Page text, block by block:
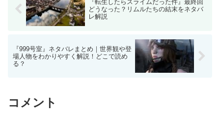
『転生したらスライムだった件』最終回
どうなった？リムルたちの結末をネタバ
レ解説
『999号室』ネタバレまとめ｜世界観や登
場人物をわかりやすく解説！どこで読め
る？
コメント